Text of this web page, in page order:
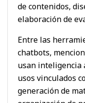
de contenidos,
elaboración de
Entre las
chatbots,
usan inteligencia
usos vinculados
generación de